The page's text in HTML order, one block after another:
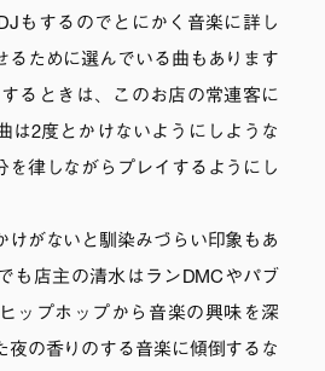
もするのでとにかく音楽に詳し
るために選んでいる曲もあります
るときは、このお店の常連客に
は2度とかけないようにしような
を律しながらプレイするようにし
けがないと馴染みづらい印象もあ
も店主の清水はランDMCやパブ
ップホップから音楽の興味を深
夜の香りのする音楽に傾倒するな